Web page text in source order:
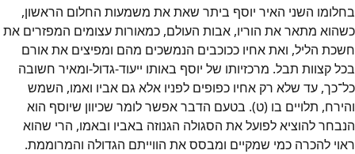
בחלומו השני האיר יוסף ביתר שאת את משמעות החלום הראשון,
כשהוא מתאר את הוריו, אבות העולם, כמאורות עצומים המפזרים את
חשכת הליל, ואת אחיו ככוכבים הנמשכים מהם ומפיצים את אורם
בכל קצוות תבל. מרכזיותו של יוסף באותו ייעוד-גדול-ומאיר חשובה
כל־כך, עד שלא רק אחיו כפופים לפניו אלא גם אביו ואמו, השמש
והירח, תלויים בו (ט). בטעם הדבר אפשר לומר שכיוון שיוסף הוא
הנבחר להוציא לפועל את הסגולה הגנוזה באביו ובאמו, הרי שהוא
ראוי להכרה כמי שמקיים ומבסס את הווייתם הגדולה והמרוממת.